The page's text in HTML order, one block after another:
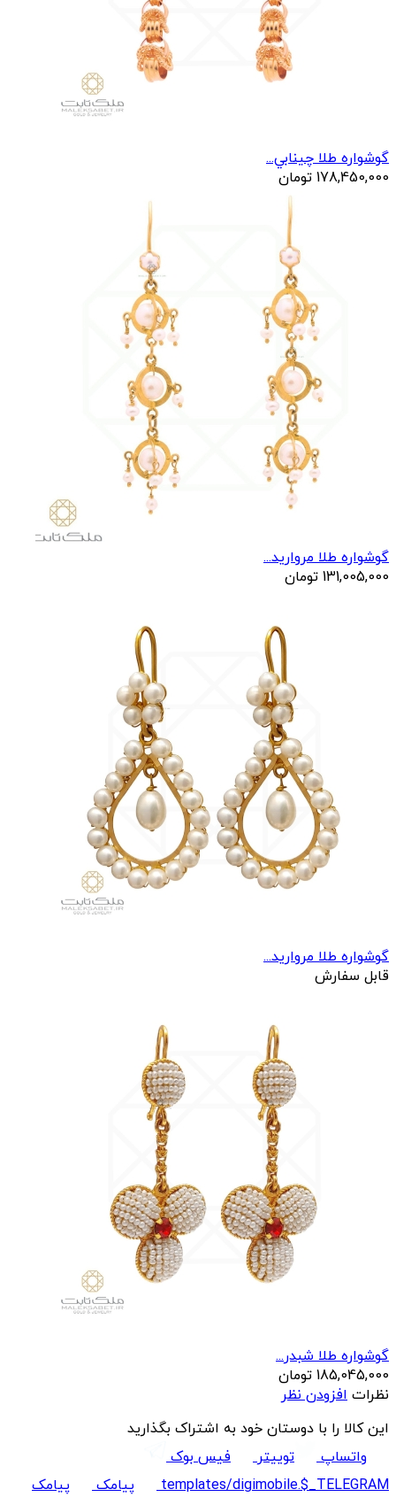
گوشواره طلا چينابي...
178,450,000 تومان
گوشواره طلا مروارید...
131,005,000 تومان
گوشواره طلا مروارید...
قابل سفارش
گوشواره طلا شبدر...
185,045,000 تومان
نظرات افزودن نظر
این کالا را با دوستان خود به اشتراک بگذارید
واتساپ
توییتر
فیس بوک
templates/digimobile.$_TELEGRAM
پیامک پیامک